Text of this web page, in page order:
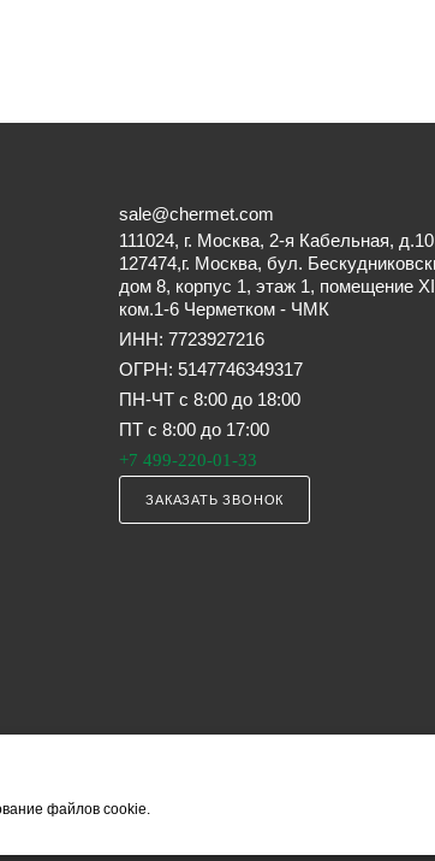
sale@chermet.com
111024, г. Москва, 2-я Кабельная, д.10
127474,г. Москва, бул.
дом 8, корпус 1, этаж 1, помещение
ком.1-6 Черметком - ЧМК
ИНН: 7723927216
ОГРН: 5147746349317
ПН-ЧТ с 8:00 до 18:00
ПТ с 8:00 до 17:00
+7 499-220-01-33
ЗАКАЗАТЬ ЗВОНОК
со ст. 435 ГК РФ). Они могут изменяться в
менеджером и уточняется вместе со сроками
файлов cookie.